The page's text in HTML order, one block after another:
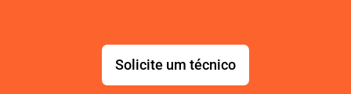
Solicite um técnico